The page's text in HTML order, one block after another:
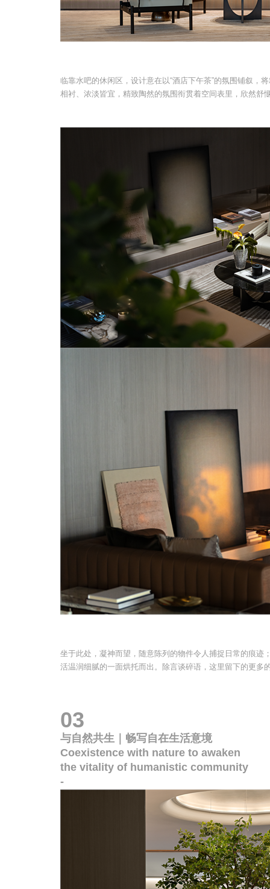
临靠水吧的休闲区，设计意在以“酒店下午茶”的氛围铺叙，
相衬、浓淡皆宜，精致陶然的氛围衔贯着空间表里，欣然舒
坐于此处，凝神而望，随意陈列的物件令人捕捉日常的痕迹
活温润细腻的一面烘托而出。除言谈碎语，这里留下的更多
03
与自然共生｜畅写自在生活意境
Coexistence with nature to awaken
the vitality of humanistic community
-